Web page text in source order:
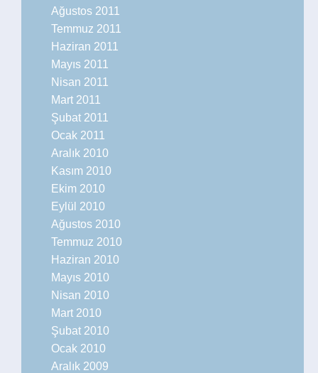
Ağustos 2011
Temmuz 2011
Haziran 2011
Mayıs 2011
Nisan 2011
Mart 2011
Şubat 2011
Ocak 2011
Aralık 2010
Kasım 2010
Ekim 2010
Eylül 2010
Ağustos 2010
Temmuz 2010
Haziran 2010
Mayıs 2010
Nisan 2010
Mart 2010
Şubat 2010
Ocak 2010
Aralık 2009